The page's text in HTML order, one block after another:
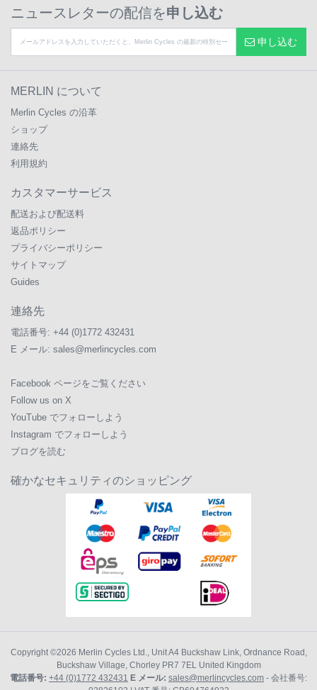
ニュースレターの配信を申し込む
申し込む
MERLIN について
Merlin Cycles の沿革
ショップ
連絡先
利用規約
カスタマーサービス
配送および配送料
返品ポリシー
プライバシーポリシー
サイトマップ
Guides
連絡先
電話番号: +44 (0)1772 432431
E メール: sales@merlincycles.com
Facebook ページをご覧ください
Follow us on X
YouTube でフォローしよう
Instagram でフォローしよう
ブログを読む
確かなセキュリティのショッピング
Copyright ©2026 Merlin Cycles Ltd., Unit A4 Buckshaw Link, Ordnance Road,
Buckshaw Village, Chorley PR7 7EL United Kingdom
電話番号: +44 (0)1772 432431 E メール: sales@merlincycles.com - 会社番号: